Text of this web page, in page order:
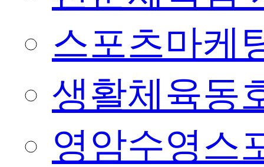
스포츠마케
생활체육동
영암수영스